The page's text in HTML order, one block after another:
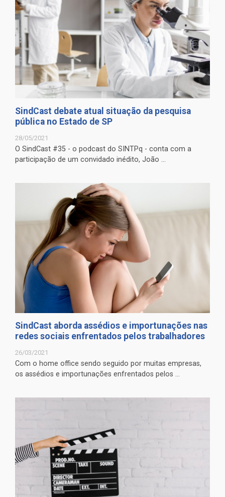
SindCast debate atual situação da pesquisa
pública no Estado de SP
28/05/2021
O SindCast #35 - o podcast do SINTPq - conta com a
participação de um convidado inédito, João ...
SindCast aborda assédios e importunações nas
redes sociais enfrentados pelos trabalhadores
26/03/2021
Com o home office sendo seguido por muitas empresas,
os assédios e importunações enfrentados pelos ...